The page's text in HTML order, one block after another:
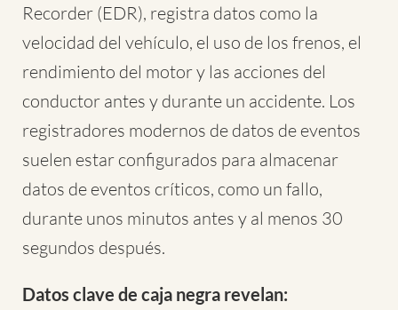
Recorder (EDR), registra datos como la
velocidad del vehículo, el uso de los frenos, el
rendimiento del motor y las acciones del
conductor antes y durante un accidente. Los
registradores modernos de datos de eventos
suelen estar configurados para almacenar
datos de eventos críticos, como un fallo,
durante unos minutos antes y al menos 30
segundos después.
Datos clave de caja negra revelan: